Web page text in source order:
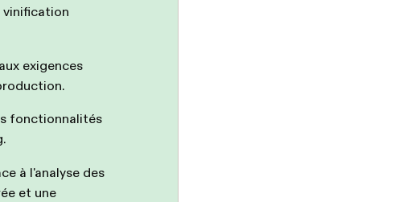
vinification
exigences
fonctionnalités
à l'analyse des
et une